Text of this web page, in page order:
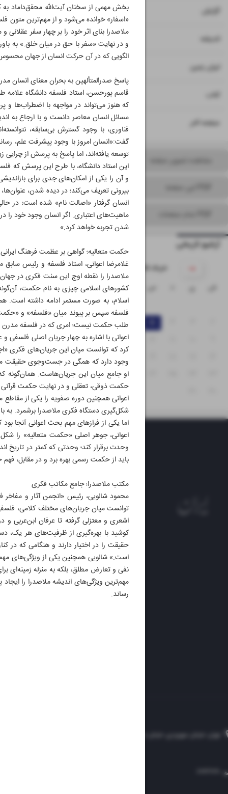
بخش مهمی از سخنان آیت‌الله محقق‌داماد به
«اسفار» خوانده می‌شود و از مهم‌ترین متون
ملاصدرا بنای اثر خود را بر چهار سفر
و در نهایت «سفر با حق در میان خلق.» به
الگویی که در آن حرکت انسان از جهان
پاسخ صدرالمتألهین به بحران معنای انسان
قاسم پورحسن، استاد فلسفه دانشگاه علامه
که هنوز می‌تواند در مواجهه با اضطراب‌ها و
مسائل انسان معاصر دانست و با ارجاع به
فناوری، با وجود گسترش بی‌سابقه،
گفت:«انسان امروز با وجود پیشرفت علم،
توسعه یافته‌اند، اما پاسخ به پرسش از
این استاد دانشگاه، با طرح این پرسش که
و آن را یکی از امکان‌های جدی برای
بیرونی تعریف می‌کند؛ در دیده ‌شدن،
انسان گرفتار «اصالت نام» شده است؛ در
ماهیت‌های اعتباری. اگر انسان وجود خود را
شدن تجربه خواهد کرد.»
حکمت متعالیه؛ گواهی بر عظمت فرهنگ ایرانی
غلامرضا اعوانی، استاد فلسفه و رئیس
ملاصدرا را نقطه اوج این سنت فکری در
کشورهای اسلامی چیزی به نام حکمت،
اسلام، به ‌صورت مستمر ادامه داشته است.
فلسفه سپس بر پیوند میان «فلسفه» و
‌طلب حکمت نیست؛ امری که در فلسفه مدرن
اعوانی با اشاره به چهار جریان اصلی فلسفی
کرد که توانست میان این جریان‌های فکری
وجود دارد که همگی در جست‌وجوی حقیقت
او جامع میان این جریان‌هاست. همان‌گونه
حکمت ذوقی، تعقلی و در نهایت حکمت قرآنی
اعوانی همچنین دوره صفویه را یکی از
شکل‌گیری دستگاه فکری ملاصدرا برشمرد. به
اما یکی از فرازهای مهم بحث اعوانی آنجا
اعوانی، جوهر اصلی «حکمت متعالیه» را
وحدت برقرار کند؛ وحدتی که کمتر در تاریخ
باید از حکمت رسمی بهره برد و در مقابل،
مکتب ملاصدرا؛ جامع مکاتب فکری
محمود شالویی، رئیس «انجمن آثار و مفاخر
توانست میان جریان‌های مختلف کلامی،
اشعری و معتزلی گرفته تا عرفان ابن‌عربی
کوشید با بهره‌گیری از ظرفیت‌های هر یک،
حقیقت را در اختیار دارند و هنگامی که در
است.» شالویی همچنین یکی از ویژگی‌های
نفی و تعارض مطلق، بلکه به منزله زمینه‌ای
مهم‌ترین ویژگی‌های اندیشه ملاصدرا را
رساند.
گزارش ۱۲
اندیشه ۱۳
ایران زمین
کتاب ۱۵
صفحه آخر ۱۶
آرشیو تاریخی
۱۴۰۵ خرداد
پ ج
۱
۷
۸
۱۳ ۱۴
۱۵
۲۱
۲۲
۲۷ ۲۸
۲۹
الوفاق
تهران، خیابان سهروردی، خیابان خرمشهر، نرسیده به مصلی، موسسه فرهنگی-مطبوعاتی ایران